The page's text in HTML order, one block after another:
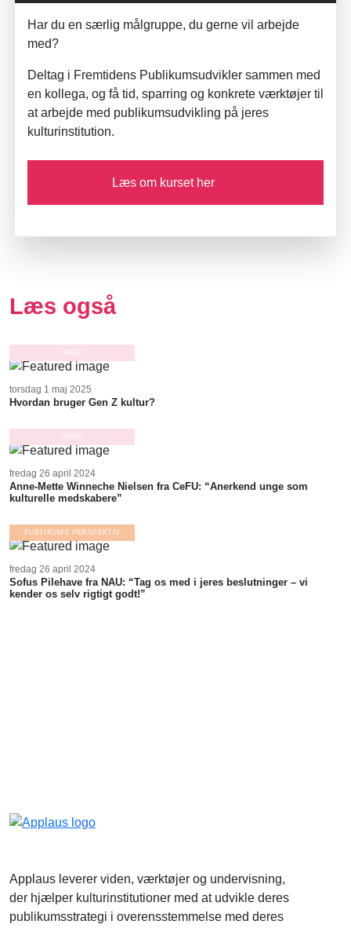
Har du en særlig målgruppe, du gerne vil arbejde
med?
Deltag i Fremtidens Publikumsudvikler sammen med
en kollega, og få tid, sparring og konkrete værktøjer til
at arbejde med publikumsudvikling på jeres
kulturinstitution.
Læs om kurset her
Læs også
UNGE
torsdag 1 maj 2025
Hvordan bruger Gen Z kultur?
UNGE
fredag 26 april 2024
Anne-Mette Winneche Nielsen fra CeFU: “Anerkend unge som
kulturelle medskabere”
PUBLIKUMS PERSPEKTIV
fredag 26 april 2024
Sofus Pilehave fra NAU: “Tag os med i jeres beslutninger – vi
kender os selv rigtigt godt!”
Applaus leverer viden, værktøjer og undervisning,
der hjælper kulturinstitutioner med at udvikle deres
publikumsstrategi i overensstemmelse med deres